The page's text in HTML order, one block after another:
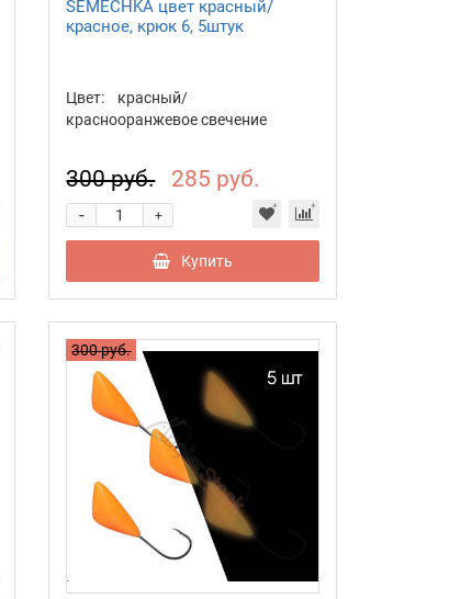
SEMECHKA цвет красный/
красное, крюк 6, 5штук
Цвет:
красный/
краснооранжевое свечение
300 руб. 285 руб.
+
-
Купить
300 руб.